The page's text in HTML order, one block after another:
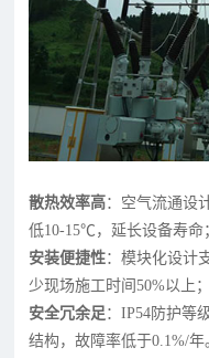
散热效率高：空气流通设
低10-15℃，延长设备寿命
安装便捷性：模块化设计
少现场施工时间50%以上；
安全冗余足 ：IP54防护等
结构，故障率低于0.1%/年